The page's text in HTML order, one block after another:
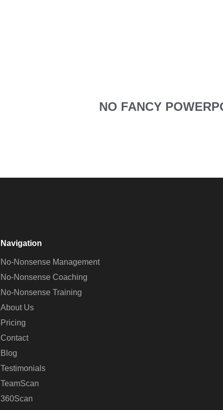
NO FANCY
Navigation
No-Nonsense Management
No-Nonsense Coaching
No-Nonsense Training
About Us
Pricing
Contact
Blog
Testimonials
TeamScan
360Scan